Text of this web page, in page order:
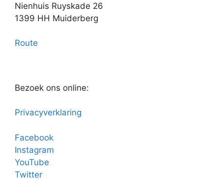
Nienhuis Ruyskade 26
1399 HH Muiderberg
Route
Bezoek ons online:
Privacyverklaring
Facebook
Instagram
YouTube
Twitter